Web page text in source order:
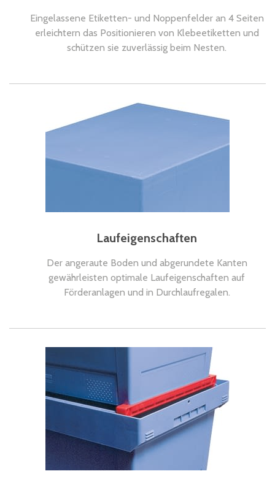
Eingelassene Etiketten- und Noppenfelder an 4 Seiten
erleichtern das Positionieren von Klebeetiketten und
schützen sie zuverlässig beim Nesten.
Laufeigenschaften
Der angeraute Boden und abgerundete Kanten
gewährleisten optimale Laufeigenschaften auf
Förderanlagen und in Durchlaufregalen.